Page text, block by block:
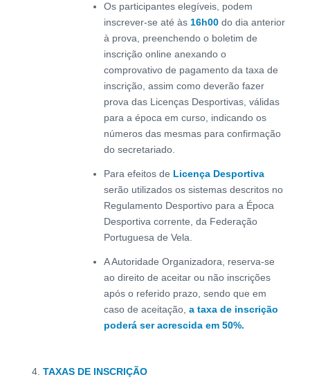
Os participantes elegíveis, podem
inscrever-se até às 16h00do dia anterior
à prova, preenchendo o boletim de
inscrição online anexando o
comprovativo de pagamento da taxa de
inscrição, assim como deverão fazer
prova das Licenças Desportivas, válidas
para a época em curso, indicando os
números das mesmas para confirmação
do secretariado.
Para efeitos de Licença Desportiva
serão utilizados os sistemas descritos no
Regulamento Desportivo para a Época
Desportiva corrente, da Federação
Portuguesa de Vela.
A Autoridade Organizadora, reserva-se
ao direito de aceitar ou não inscrições
após o referido prazo, sendo que em
caso de aceitação, a taxa de inscrição
poderá ser acrescida em 50%.
TAXAS DE INSCRIÇÃO